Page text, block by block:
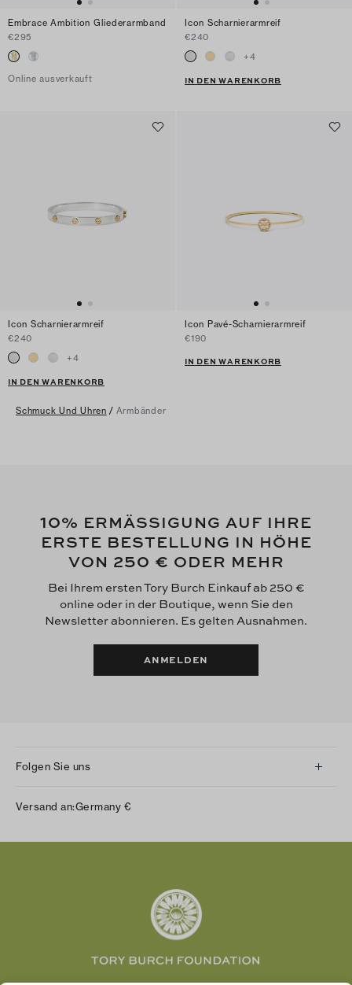
Embrace Ambition Gliederarmband
€295
Online ausverkauft
Icon Scharnierarmreif
€240
+4
IN DEN WARENKORB
Icon Scharnierarmreif
€240
+4
IN DEN WARENKORB
Icon Pavé-Scharnierarmreif
€190
IN DEN WARENKORB
Schmuck Und Uhren / Armbänder
10% ERMÄSSIGUNG AUF IHRE
ERSTE BESTELLUNG IN HÖHE
VON 250 € ODER MEHR
Bei Ihrem ersten Tory Burch Einkauf ab 250 €
online oder in der Boutique, wenn Sie den
Newsletter abonnieren. Es gelten Ausnahmen.
ANMELDEN
Folgen Sie uns
Twitter
Versand an:Germany €